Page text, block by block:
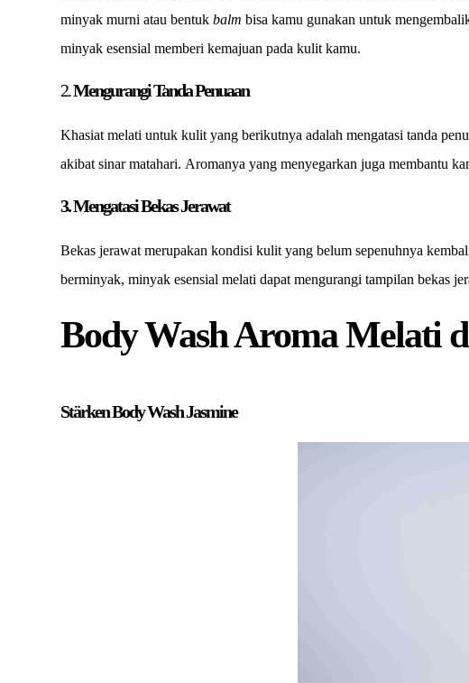
minyak murni atau bentukbalmbisa kamu gunakan untuk
minyak esensial memberi kemajuan pada kulit kamu.
2.Mengurangi Tanda Penuaan
Khasiat melati untuk kulit yang berikutnya adalah mengatasi tanda
akibat sinar matahari. Aromanya yang menyegarkan juga membantu
3. Mengatasi Bekas Jerawat
Bekas jerawat merupakan kondisi kulit yang belum sepenuhnya
berminyak, minyak esensial melati dapat mengurangi tampilan bekas
Body Wash Aroma Melati
Stärken Body Wash Jasmine